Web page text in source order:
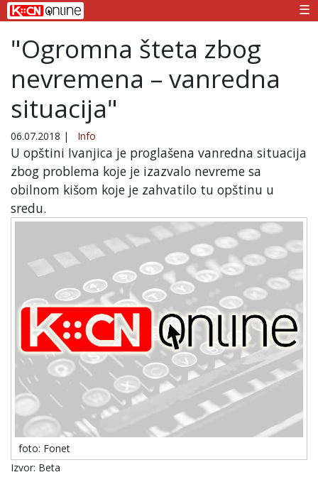
☰
"Ogromna šteta zbog
nevremena – vanredna
situacija"
06.07.2018 | Info
U opštini Ivanjica je proglašena vanredna situacija
zbog problema koje je izazvalo nevreme sa
obilnom kišom koje je zahvatilo tu opštinu u
sredu.
foto: Fonet
Izvor: Beta